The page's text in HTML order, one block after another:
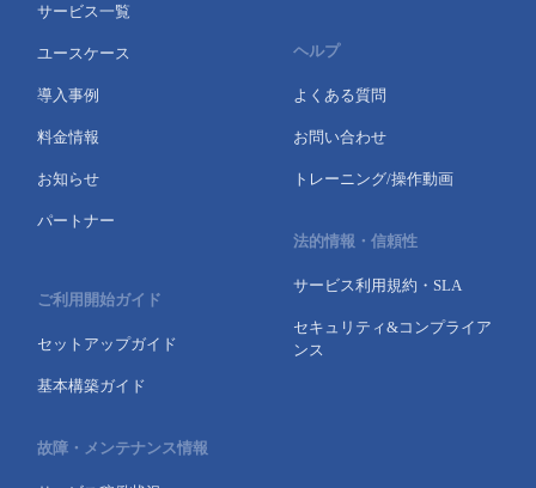
サービス一覧
ユースケース
導入事例
料金情報
お知らせ
パートナー
ご利用開始ガイド
セットアップガイド
基本構築ガイド
故障・メンテナンス情報
ヘルプ
よくある質問
お問い合わせ
トレーニング/操作動画
法的情報・信頼性
サービス利用規約・SLA
セキュリティ&コンプライア
ンス